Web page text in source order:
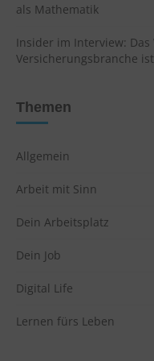
als Mathematik
Insider im Interview:
Versicherungsbranche
Themen
Allgemein
Arbeit mit Sinn
Dein Arbeitsplatz
Dein Job
Digital Life
Lernen fürs Leben